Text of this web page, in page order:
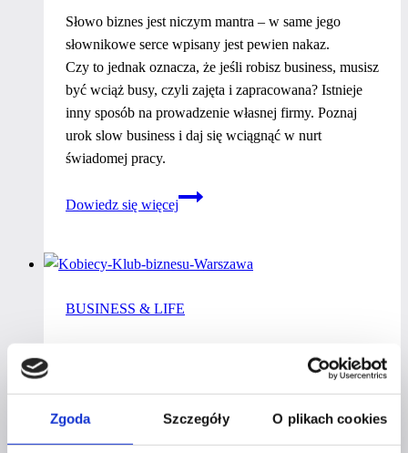
Zgoda Szczegóły O plikach cookies
Słowo biznes jest niczym mantra – w same jego
słownikowe serce wpisany jest pewien nakaz.
Czy to jednak oznacza, że jeśli robisz business, musisz
być wciąż busy, czyli zajęta i zapracowana? Istnieje
inny sposób na prowadzenie własnej firmy. Poznaj
urok slow business i daj się wciągnąć w nurt
świadomej pracy.
Dowiedz się więcej
Rozwój
business.
pracować
BUSINESS & LIFE
RENATA MAJCHRZAK –
DLACZEGO WARTO